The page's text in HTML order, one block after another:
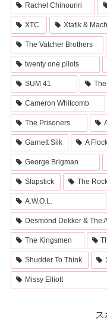
Rachel Chinouriri
XTC Xtatik &
The Vatcher Brothers
twenty one pilots
SUM 41
Cameron Whitcomb
The Prisoners
Garnett Silk A
George Brigman
Slapstick The
A.W.O.L.
Desmond Dekker & The
The Kingsmen
Shudder To Think
Missy Elliott